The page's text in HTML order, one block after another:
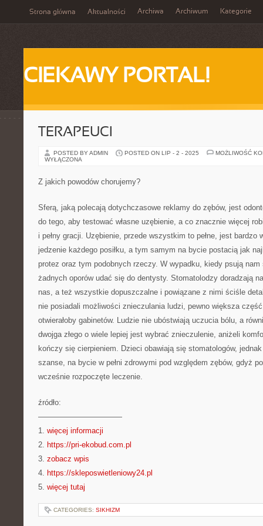
Strona główna Aktualności Archiwa Archiwum Kategorie
CIEKAWY PORTAL!
TERAPEUCI
POSTED BY ADMIN POSTED ON LIP - 2 - 2025
MOŻLIWOŚĆ
WYŁĄCZONA
Z jakich powodów chorujemy?
Sferą, jaką polecają dotychczasowe reklamy do zębów, jest
do tego, aby testować własne uzębienie, a co znacznie więcej
i pełny gracji. Uzębienie, przede wszystkim to pełne, jest bardzo
jedzenie każdego posiłku, a tym samym na bycie postacią jak
protez oraz tym podobnych rzeczy. W wypadku, kiedy psują
żadnych oporów udać się do dentysty. Stomatolodzy doradzają
nas, a też wszystkie dopuszczalne i powiązane z nimi ściśle
nie posiadali możliwości znieczulania ludzi, pewno większa
otwierałoby gabinetów. Ludzie nie ubóstwiają uczucia bólu, a
dwojga złego o wiele lepiej jest wybrać znieczulenie, aniżeli
kończy się cierpieniem. Dzieci obawiają się stomatologów,
szanse, na bycie w pełni zdrowymi pod względem zębów, gdyż
wcześnie rozpoczęte leczenie.
źródło:
———————————
1. więcej informacji
2. https://pri-ekobud.com.pl
3. zobacz wpis
4. https://skleposwietleniowy24.pl
5. więcej tutaj
CATEGORIES: SIKHIZM